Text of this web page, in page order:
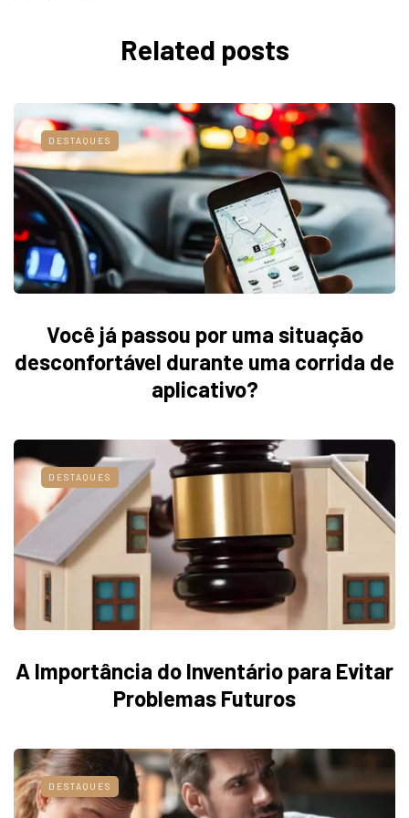
Related posts
DESTAQUES
Você já passou por uma situação
desconfortável durante uma corrida de
aplicativo?
DESTAQUES
A Importância do Inventário para Evitar
Problemas Futuros
DESTAQUES